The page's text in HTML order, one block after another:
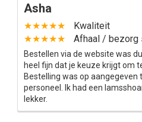
Asha
★★★★★
Kwaliteit
★★★★★
Afhaal / bezorg
Bestellen via de website was
heel fijn dat je keuze krijgt om
Bestelling was op aangegeven
personeel. Ik had een
lekker.